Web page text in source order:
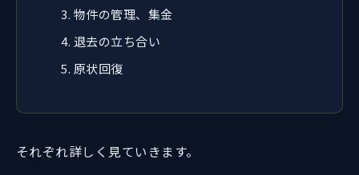
物件の管理、集金
退去の立ち合い
原状回復
それぞれ詳しく見ていきます。